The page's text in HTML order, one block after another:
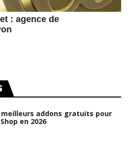
: agence de
meilleurs addons gratuits pour
en 2026